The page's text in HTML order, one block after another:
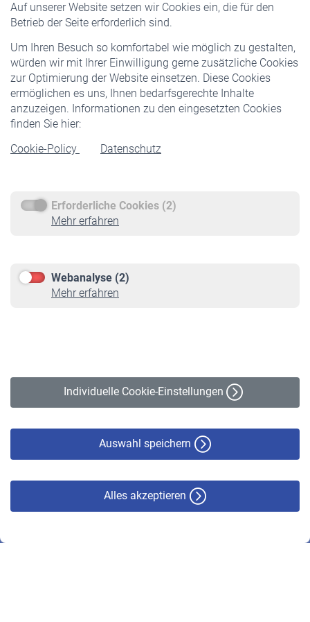
Auf unserer Website setzen wir Cookies ein, die für den
Betrieb der Seite erforderlich sind.
Um Ihren Besuch so komfortabel wie möglich zu gestalten,
würden wir mit Ihrer Einwilligung gerne zusätzliche Cookies
zur Optimierung der Website einsetzen. Diese Cookies
ermöglichen es uns, Ihnen bedarfsgerechte Inhalte
anzuzeigen. Informationen zu den eingesetzten Cookies
finden Sie hier:
Cookie-Policy
Datenschutz
Erforderliche Cookies (2)
Mehr erfahren
Webanalyse (2)
Mehr erfahren
Individuelle Cookie-Einstellungen
Auswahl speichern
Alles akzeptieren
Pflichtversicherung
Staatliche Förderung
Veranstaltungen
Rentner
Rentenbeginn
Rente beantragen
Service
Informationen
Online-Rechner
VBLnewsletter
Erklärung zur Barrierefreiheit
© VBL 2026